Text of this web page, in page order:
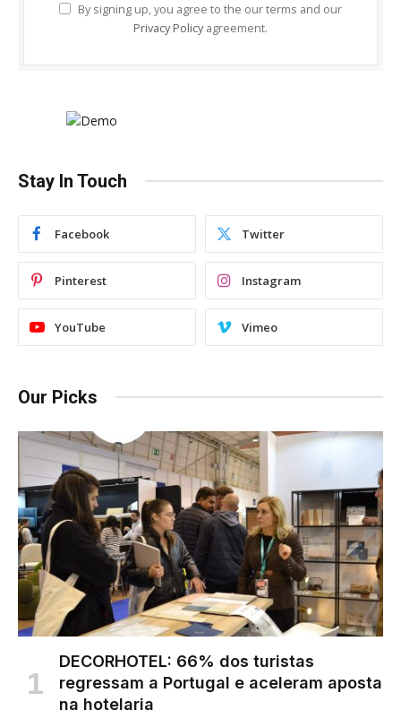
By signing up, you agree to the our terms and our
Privacy Policy agreement.
Stay In Touch
Facebook Twitter
Pinterest Instagram
YouTube Vimeo
Our Picks
DECORHOTEL: 66% dos turistas
regressam a Portugal e aceleram aposta
na hotelaria